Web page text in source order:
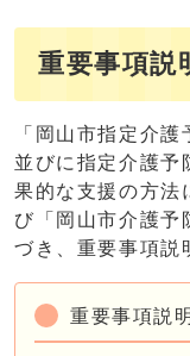
重要事項説
「岡山市指定介
並びに指定介護予
果的な支援の方法
び「岡山市介護予
づき、重要事項説
重要事項説